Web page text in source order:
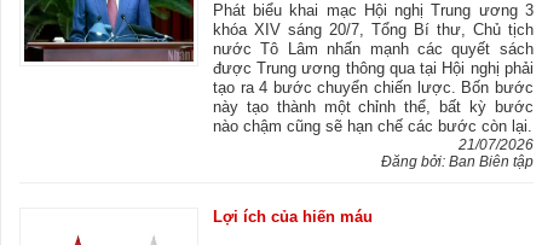
Phát biểu khai mạc Hội nghị Trung ương 3
khóa XIV sáng 20/7, Tổng Bí thư, Chủ tịch
nước Tô Lâm nhấn mạnh các quyết sách
được Trung ương thông qua tại Hội nghị phải
tạo ra 4 bước chuyển chiến lược. Bốn bước
này tạo thành một chỉnh thể, bất kỳ bước
nào chậm cũng sẽ hạn chế các bước còn lại.
21/07/2026
Đăng bởi: Ban Biên tập
Lợi ích của hiến máu